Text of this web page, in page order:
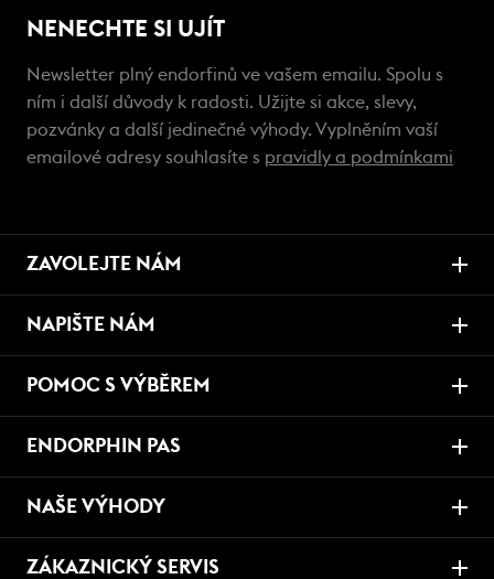
NENECHTE SI UJÍT
Newsletter plný endorfinů ve vašem emailu. Spolu s
ním i další důvody k radosti. Užijte si akce, slevy,
pozvánky a další jedinečné výhody. Vyplněním vaší
emailové adresy souhlasíte s pravidly a podmínkami
ZAVOLEJTE NÁM
NAPIŠTE NÁM
POMOC S VÝBĚREM
ENDORPHIN PAS
NAŠE VÝHODY
ZÁKAZNICKÝ SERVIS